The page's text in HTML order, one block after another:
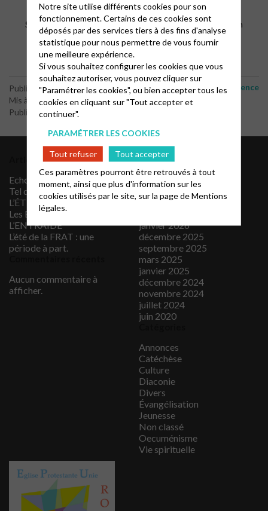
d’angoisse »
Samedi 27 juin 14h30 à la Maison paroissiale, 45 rue Buffon
Entrée libre et libre participation aux frais
Publié le 30 avril 2026
Mis à jour le 23 juin 2026
Publié par le webmaster
conférence
Articles récents
Echos du Synode national
Tel que je suis
L’ÉTÉ VERSION SCOUT !
Les ÉCHOS DE
L’ENTRAIDE
L’été de la FRAT : une
période à part.
Aucun commentaire à
afficher.
Archives
juillet 2026
avril 2026
mars 2026
janvier 2026
décembre 2025
septembre 2025
mars 2025
janvier 2025
décembre 2024
novembre 2024
juillet 2024
juin 2020
Annonces
Catéchèse
Culture
Diaconie
Divers
Évangélisation
Jeunesse
Non classé
Oecuménisme
Vie spirituelle
Notre site utilise différents cookies pour son
fonctionnement. Certains de ces cookies sont
déposés par des services tiers à des fins d'analyse
statistique pour nous permettre de vous fournir
une meilleure expérience.
Si vous souhaitez configurer les cookies que vous
souhaitez autoriser, vous pouvez cliquer sur
"Paramétrer les cookies", ou bien accepter tous les
cookies en cliquant sur "Tout accepter et
continuer".
PARAMÉTRER LES COOKIES
Tout refuser
Tout accepter
Ces paramètres pourront être retrouvés à tout
moment, ainsi que plus d'information sur les
cookies utilisés par le site, sur la page deMentions
légales.